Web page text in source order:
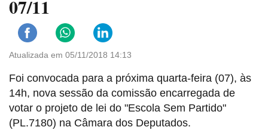
07/11
Atualizada em 05/11/2018 14:13
Foi convocada para a próxima quarta-feira (07), às
14h, nova sessão da comissão encarregada de
votar o projeto de lei do "Escola Sem Partido"
(PL.7180) na Câmara dos Deputados.